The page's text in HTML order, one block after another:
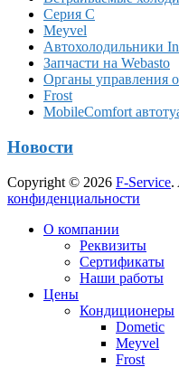
Серия C
Meyvel
Автохолодильники
Запчасти на Webasto
Органы управления
Frost
MobileComfort
Новости
Copyright © 2026 F-Service.
конфиденциальности
вверх
О компании
Реквизиты
Сертификаты
Наши работы
Цены
Кондиционеры
Dometic
Meyvel
Frost